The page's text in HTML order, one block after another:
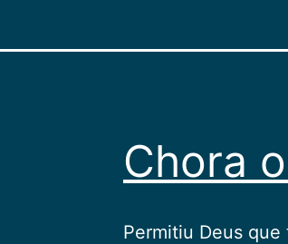
Chora
Permitiu Deus